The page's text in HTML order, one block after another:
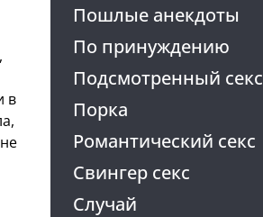
Пошлые анекдоты
По принуждению
Подсмотренный секс
Порка
Романтический секс
Свингер секс
Случай
в